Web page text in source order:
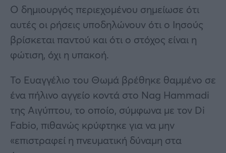
Ο δημιουργός περιεχομένου σημείωσε ότι
αυτές οι ρήσεις υποδηλώνουν ότι ο Ιησούς
βρίσκεται παντού και ότι ο στόχος είναι η
φώτιση, όχι η υπακοή.
Το Ευαγγέλιο του Θωμά βρέθηκε θαμμένο σε
ένα πήλινο αγγείο κοντά στο Nag Hammadi
της Αιγύπτου, το οποίο, σύμφωνα με τον Di
Fabio, πιθανώς κρύφτηκε για να μην
«επιστραφεί η πνευματική δύναμη στα